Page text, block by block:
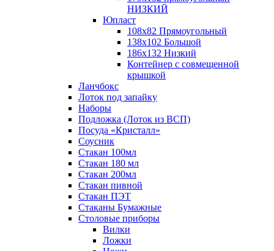
НИЗКИЙ
Юпласт
108х82 Прямоугольный
138х102 Большой
186х132 Низкий
Контейнер с совмещенной
крышкой
Ланчбокс
Лоток под запайку
Наборы
Подложка (Лоток из ВСП)
Посуда «Кристалл»
Соусник
Стакан 100мл
Стакан 180 мл
Стакан 200мл
Стакан пивной
Стакан ПЭТ
Стаканы Бумажные
Столовые приборы
Вилки
Ложки